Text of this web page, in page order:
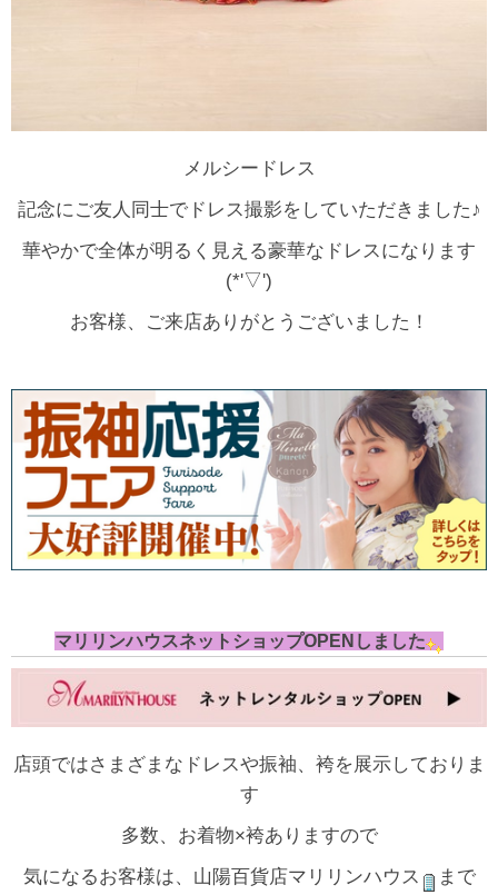
メルシードレス
記念にご友人同士でドレス撮影をしていただきました♪
華やかで全体が明るく見える豪華なドレスになります
(*'▽')
お客様、ご来店ありがとうございました！
マリリンハウスネットショップOPENしました
店頭ではさまざまなドレスや振袖、袴を展示しておりま
す
多数、お着物×袴ありますので
気になるお客様は、山陽百貨店マリリンハウス
まで